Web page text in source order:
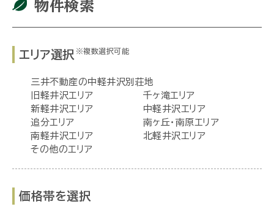
物件検索
エリア選択 ※複数選択可能
三井不動産の中軽井沢別荘地
旧軽井沢エリア
千ヶ滝エリア
新軽井沢エリア
中軽井沢エリア
追分エリア
南ヶ丘・南原エリア
南軽井沢エリア
北軽井沢エリア
その他のエリア
価格帯を選択